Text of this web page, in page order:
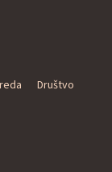
Društvo